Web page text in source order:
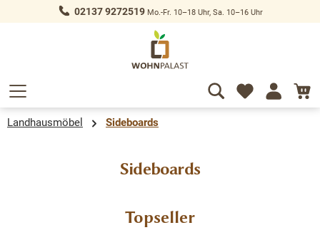
springen 02137 9272519Mo.-Fr. 10–18 Uhr, Sa. 10–16 Uhr
Landhausmöbel Sideboards
Sideboards
Produktgalerie überspringen
Topseller